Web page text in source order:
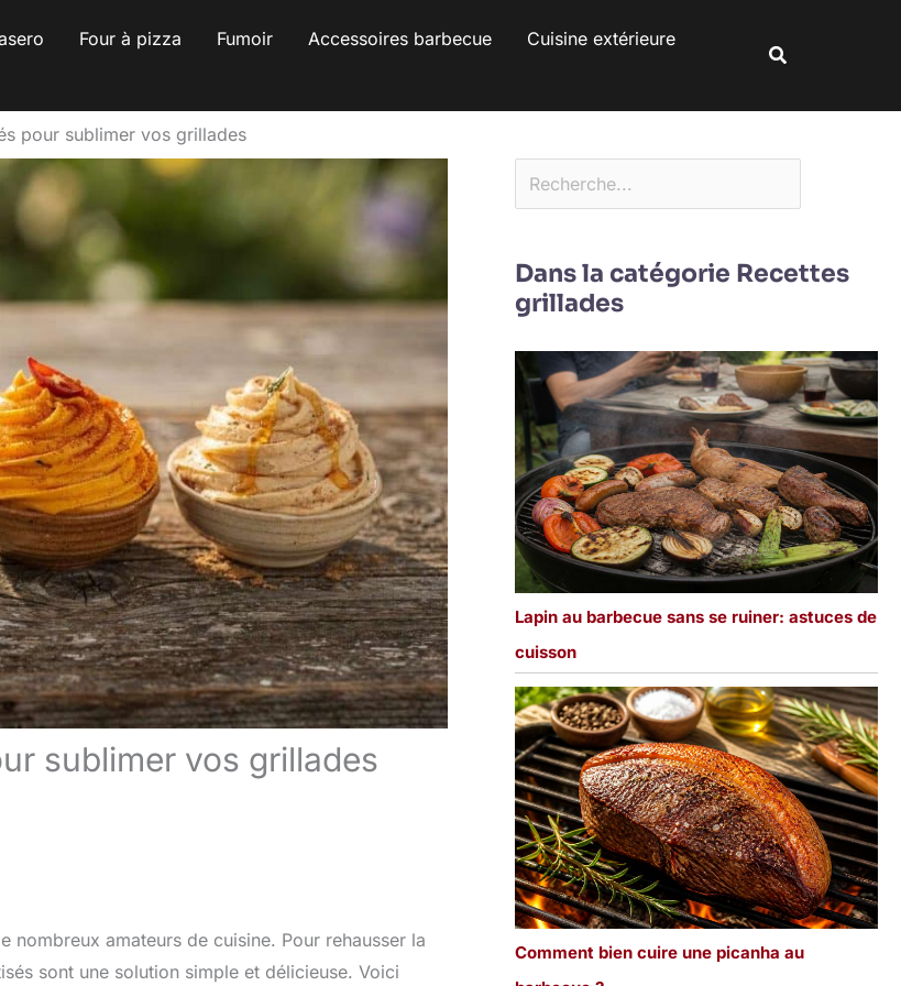
Four à pizza Fumoir Accessoires barbecue
Cuisine extérieure
Rechercher
pour sublimer vos grillades
sublimer vos grillades
nombreux amateurs de cuisine. Pour rehausser la
sont une solution simple et délicieuse. Voici
Dans la catégorie Recettes
grillades
Lapin au barbecue sans se ruiner: astuces de
cuisson
Comment bien cuire une picanha au